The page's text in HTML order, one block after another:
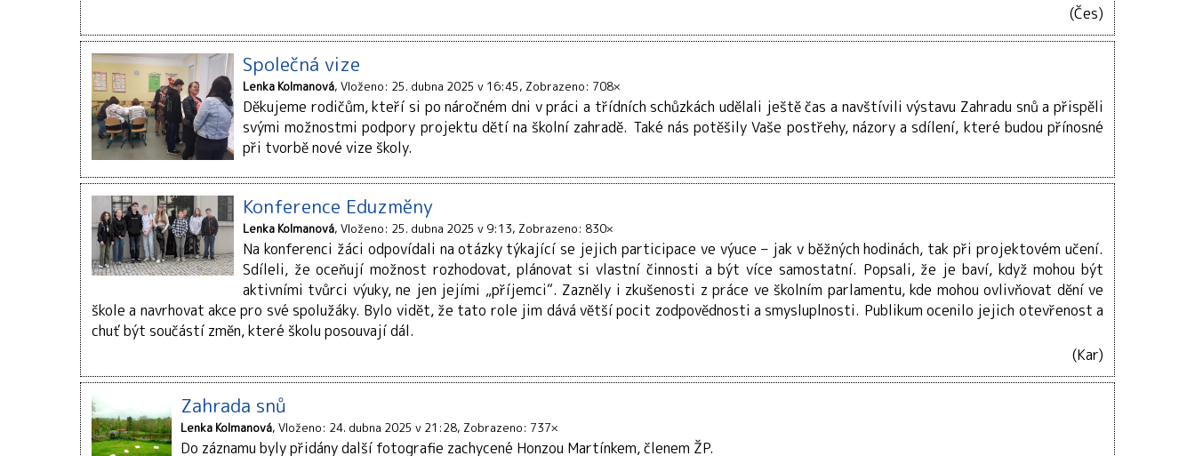
(Čes)
Společná vize
Lenka Kolmanová Vloženo: 25. dubna 2025 v 16:45 Zobrazeno: 708×
Děkujeme rodičům, kteří si po náročném dni v práci a třídních schůzkách udělali ještě čas a navštívili výstavu Zahradu snů a přispěli
svými možnostmi podpory projektu dětí na školní zahradě. Také nás potěšily Vaše postřehy, názory a sdílení, které budou přínosné
při tvorbě nové vize školy.
Konference Eduzměny
Lenka Kolmanová Vloženo: 25. dubna 2025 v 9:13 Zobrazeno: 830×
Na konferenci žáci odpovídali na otázky týkající se jejich participace ve výuce – jak v běžných hodinách, tak při projektovém učení.
Sdíleli, že oceňují možnost rozhodovat, plánovat si vlastní činnosti a být více samostatní. Popsali, že je baví, když mohou být
aktivními tvůrci výuky, ne jen jejími „příjemci“. Zazněly i zkušenosti z práce ve školním parlamentu, kde mohou ovlivňovat dění ve
škole a navrhovat akce pro své spolužáky. Bylo vidět, že tato role jim dává větší pocit zodpovědnosti a smysluplnosti. Publikum ocenilo jejich otevřenost a
chuť být součástí změn, které školu posouvají dál.
(Kar)
Zahrada snů
Lenka Kolmanová Vloženo: 24. dubna 2025 v 21:28 Zobrazeno: 737×
Do záznamu byly přidány další fotografie zachycené Honzou Martínkem, členem ŽP.